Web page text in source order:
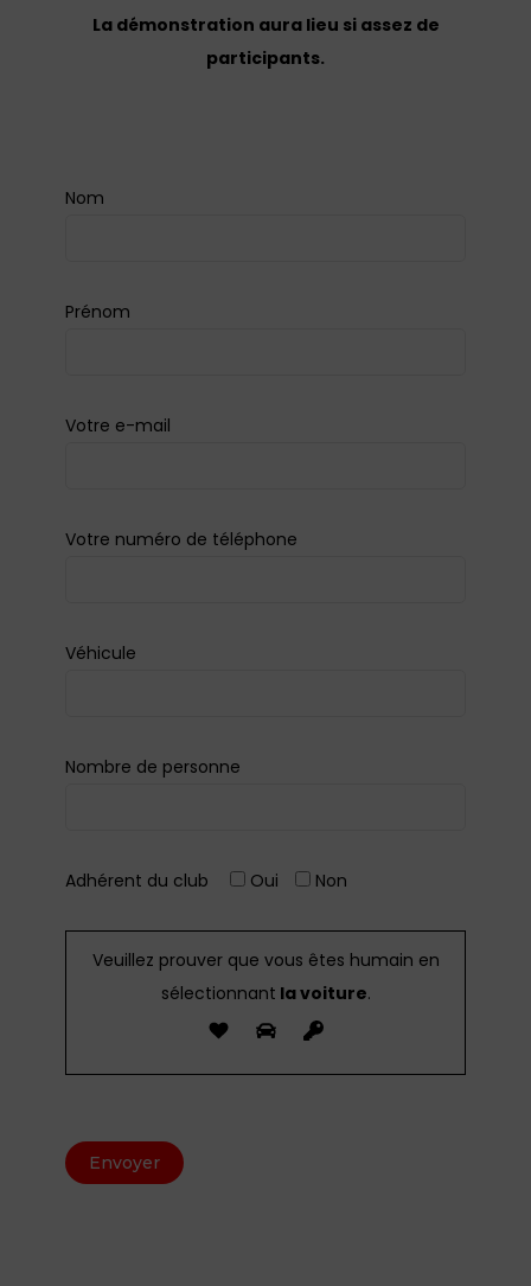
La démonstration aura lieu si assez de
participants.
Nom
Prénom
Votre e-mail
Votre numéro de téléphone
Véhicule
Nombre de personne
Adhérent du club Oui Non
Veuillez prouver que vous êtes humain en
sélectionnant la voiture.